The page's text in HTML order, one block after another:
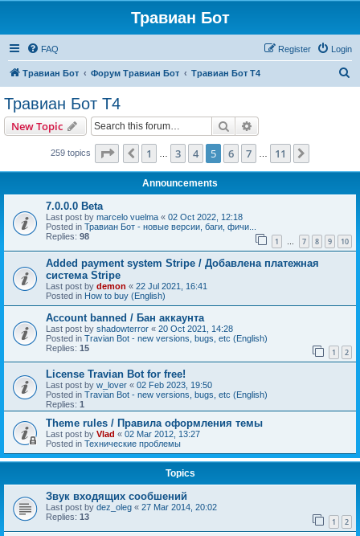
Травиан Бот
FAQ Login
Register
Травиан Бот Форум Травиан Бот Травиан Бот Т4
Травиан Бот Т4
New Topic Search
259 topics Page of11
Previous
1 3 4 5 6 7 11
Announcements
7.0.0.0 Beta
Last post by marcelo vuelma « 02 Oct 2022, 12:18
Posted in Травиан Бот - новые версии, баги, фичи...
Replies: 98 1 … 7 8 9 10
Added payment system Stripe / Добавлена платежная
система Stripe
Last post by demon « 22 Jul 2021, 16:41
Posted in How to buy (English)
Account banned / Бан аккаунта
Last post by shadowterror « 20 Oct 2021, 14:28
Posted in Travian Bot - new versions, bugs, etc (English)
Replies: 15 1 2
License Travian Bot for free!
Last post by w_lover « 02 Feb 2023, 19:50
Posted in Travian Bot - new versions, bugs, etc (English)
Replies: 1
Theme rules / Правила оформления темы
Last post by Vlad « 02 Mar 2012, 13:27
Posted in Технические проблемы
Topics
Звук входящих сообшений
Last post by dez_oleg « 27 Mar 2014, 20:02
Replies: 13 1 2